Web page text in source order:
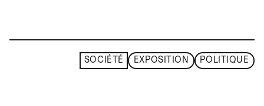
SOCIÉTÉ EXPOSITION POLITIQUE